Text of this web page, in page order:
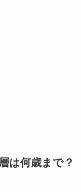
は何歳まで？